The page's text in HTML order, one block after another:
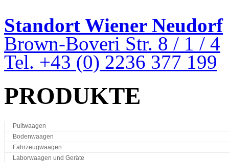
Standort Wiener Neudorf
Brown-Boveri Str. 8 / 1 / 4
Tel. +43 (0) 2236 377 199
PRODUKTE
Pultwaagen
Bodenwaagen
Fahrzeugwaagen
Laborwaagen und Geräte